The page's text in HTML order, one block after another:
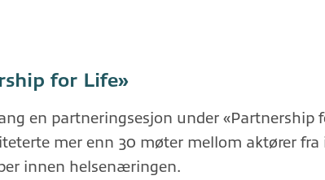
for Life»
en partneringsesjon under «Partnership
mer enn 30 møter mellom aktører fra
innen helsenæringen.